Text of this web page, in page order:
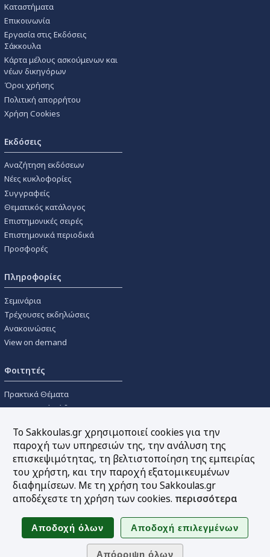
Καταστήματα
Επικοινωνία
Εργασία στις Εκδόσεις
Σάκκουλα
Κάρτα μέλους ασκούμενων και
νέων δικηγόρων
Όροι χρήσης
Πολιτική απορρήτου
Χρήση Cookies
Εκδόσεις
Αναζήτηση εκδόσεων
Νέες κυκλοφορίες
Συγγραφείς
Θεματικός κατάλογος
Επιστημονικές σειρές
Επιστημονικά περιοδικά
Προσφορές
Πληροφορίες
Σεμινάρια
Τρέχουσες εκδηλώσεις
Ανακοινώσεις
View on demand
Φοιτητές
Πρακτικά Θέματα
Οικονομικοί Κώδικες
Συγγραμμάτων
Εργαλεία
Online υπολογισμός τόκων
Υπηρεσία Ηλεκτρονικής
Sitemap
Ακολουθήστε μας
Το Sakkoulas.gr χρησιμοποιεί cookies για την
παροχή των υπηρεσιών της, την ανάλυση της
επισκεψιμότητας, τη βελτιστοποίηση της εμπειρίας
του χρήστη, και την παροχή εξατομικευμένων
διαφημίσεων. Με τη χρήση του Sakkoulas.gr
αποδέχεστε τη χρήση των cookies. περισσότερα